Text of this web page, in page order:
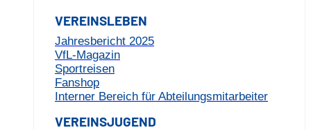
VEREINSLEBEN
Jahresbericht 2025
VfL-Magazin
Sportreisen
Fanshop
Interner Bereich für Abteilungsmitarbeiter
VEREINSJUGEND